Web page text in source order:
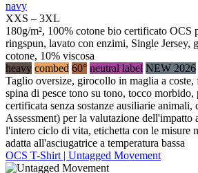
navy
XXS – 3XL
180g/m², 100% cotone bio certificato OCS
ringspun, lavato con enzimi, Single Jersey,
cotone, 10% viscosa
heavy combed 60° neutral label NEW 2026
Taglio oversize, girocollo in maglia a coste,
spina di pesce tono su tono, tocco morbido,
certificata senza sostanze ausiliarie
Assessment) per la valutazione dell'impatto
l'intero ciclo di vita, etichetta con le misure
adatta all'asciugatrice a temperatura bassa
OCS T-Shirt | Untagged Movement